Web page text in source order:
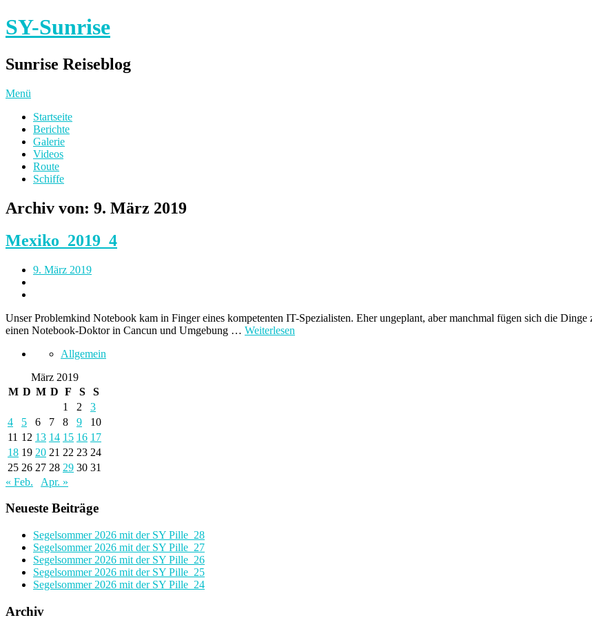
SY-Sunrise
Sunrise Reiseblog
Menü
Startseite
Berichte
Galerie
Videos
Route
Schiffe
Archiv von: 9. März 2019
Mexiko_2019_4
9. März 2019
Unser Problemkind Notebook kam in Finger eines kompetenten IT-Spezialisten. Eher ungeplant, aber manchmal fügen sich die
einen Notebook-Doktor in Cancun und Umgebung … Weiterlesen
Allgemein
März 2019
M D M D F S
S
1
2
3
4
5 6 7 8 9
10
11 12 13 14 15 16 17
18 19 20 21 22 23 24
25 26 27 28 29 30 31
« Feb.
Apr. »
Neueste Beiträge
Segelsommer 2026 mit der SY Pille_28
Segelsommer 2026 mit der SY Pille_27
Segelsommer 2026 mit der SY Pille_26
Segelsommer 2026 mit der SY Pille_25
Segelsommer 2026 mit der SY Pille_24
Archiv